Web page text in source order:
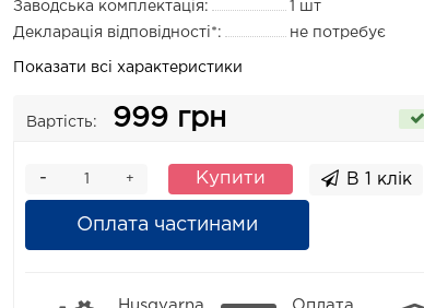
Заводська комплектація:
1 шт
Декларація відповідності*:
не потребує
Показати всі характеристики
Вартість: 999 грн
+
- Купити
Оплата частинами
В 1 клік